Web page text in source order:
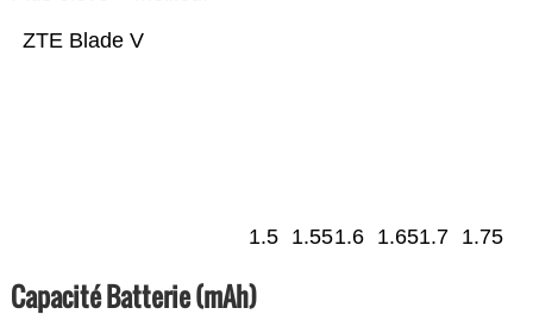
ZTE Blade V
1.5 1.551.6 1.651.7 1.75
Capacité Batterie (mAh)